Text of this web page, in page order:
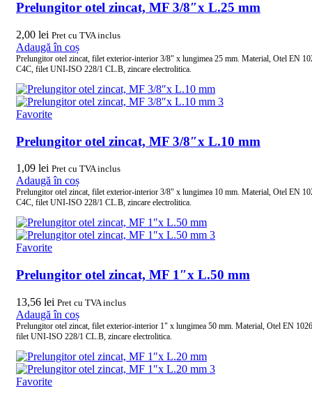
Prelungitor otel zincat, MF 3/8″x L.25 mm
2,00 lei Pret cu TVA inclus
Adaugă în coș
Prelungitor otel zincat, filet exterior-interior 3/8" x lungimea 25 mm. Material, Otel EN
C4C, filet UNI-ISO 228/1 CL.B, zincare electrolitica.
Favorite
Prelungitor otel zincat, MF 3/8″x L.10 mm
1,09 lei Pret cu TVA inclus
Adaugă în coș
Prelungitor otel zincat, filet exterior-interior 3/8" x lungimea 10 mm. Material, Otel EN
C4C, filet UNI-ISO 228/1 CL.B, zincare electrolitica.
Favorite
Prelungitor otel zincat, MF 1″x L.50 mm
13,56 lei Pret cu TVA inclus
Adaugă în coș
Prelungitor otel zincat, filet exterior-interior 1" x lungimea 50 mm. Material, Otel EN
filet UNI-ISO 228/1 CL.B, zincare electrolitica.
Favorite